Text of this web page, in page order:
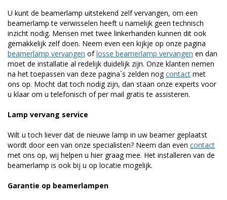
U kunt de beamerlamp uitstekend zelf vervangen, om een
beamerlamp te verwisselen heeft u namelijk geen technisch
inzicht nodig. Mensen met twee linkerhanden kunnen dit ook
gemakkelijk zelf doen. Neem even een kijkje op onze pagina
beamerlamp vervangen oflosse beamerlamp vervangen en dan
moet de installatie al redelijk duidelijk zijn. Onze klanten nemen
na het toepassen van deze pagina´s zelden nogcontact met
ons op. Mocht dat toch nodig zijn, dan staan onze experts voor
u klaar om u telefonisch of per mail gratis te assisteren.
Lamp vervang service
Wilt u toch liever dat de nieuwe lamp in uw beamer geplaatst
wordt door een van onze specialisten? Neem dan even contact
met ons op, wij helpen u hier graag mee. Het installeren van de
beamerlamp is ook bij u op locatie mogelijk.
Garantie op beamerlampen